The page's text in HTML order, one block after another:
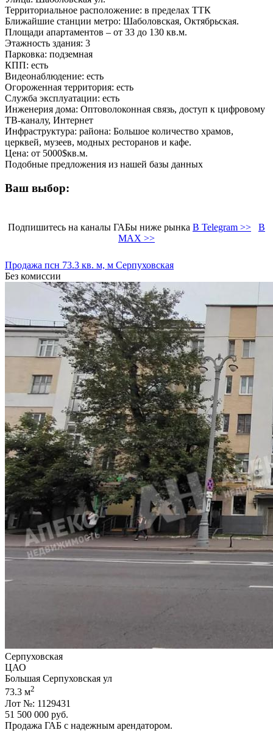
Территориальное расположение: в пределах ТТК
Ближайшие станции метро: Шаболовская, Октябрьская.
Площади апартаментов – от 33 до 130 кв.м.
Этажность здания: 3
Парковка: подземная
КПП: есть
Видеонаблюдение: есть
Огороженная территория: есть
Служба эксплуатации: есть
Инженерия дома: Оптоволоконная связь, доступ к цифровому
ТВ-каналу, Интернет
Инфраструктура: района: Большое количество храмов,
церквей, музеев, модных ресторанов и кафе.
Цена: от 5000$кв.м.
Подобные предложения из нашей базы данных
Ваш выбор:
Подпишитесь на каналы ГАБы ниже рынка В Telegram >>
В
MAX >>
Продажа псн 73.3 кв. м, м Серпуховская
Без комиссии
Серпуховская
ЦАО
Большая Серпуховская ул
73.3 м2
Лот №: 1129431
51 500 000 руб.
Продажа ГАБ с надежным арендатором.